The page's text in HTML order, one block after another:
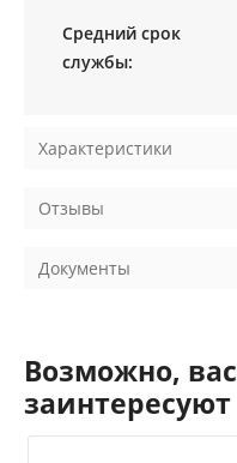
Средний срок
службы:
Характеристики
Отзывы
Документы
Возможно, вас
заинтересуют